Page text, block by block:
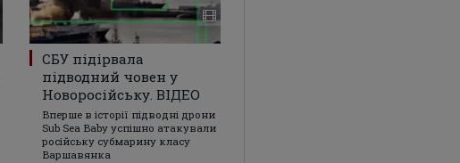
СБУ підірвала
підводний човен у
Новоросійську. ВІДЕО
Вперше в історії підводні дрони
Sub Sea Baby успішно атакували
російську субмарину класу
Варшавянка